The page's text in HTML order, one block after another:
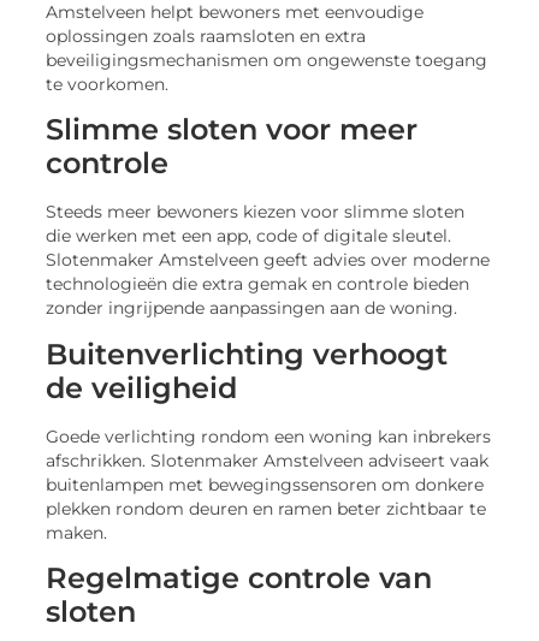
Amstelveen helpt bewoners met eenvoudige
oplossingen zoals raamsloten en extra
beveiligingsmechanismen om ongewenste toegang
te voorkomen.
Slimme sloten voor meer
controle
Steeds meer bewoners kiezen voor slimme sloten
die werken met een app, code of digitale sleutel.
Slotenmaker Amstelveen geeft advies over moderne
technologieën die extra gemak en controle bieden
zonder ingrijpende aanpassingen aan de woning.
Buitenverlichting verhoogt
de veiligheid
Goede verlichting rondom een woning kan inbrekers
afschrikken. Slotenmaker Amstelveen adviseert vaak
buitenlampen met bewegingssensoren om donkere
plekken rondom deuren en ramen beter zichtbaar te
maken.
Regelmatige controle van
sloten